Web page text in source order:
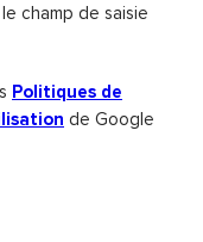
champ de saisie
Politiques de
de Google